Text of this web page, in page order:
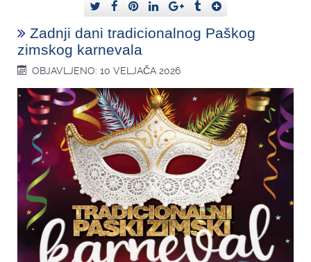
Zadnji dani tradicionalnog Paškog
zimskog karnevala
OBJAVLJENO: 10 VELJAČA 2026